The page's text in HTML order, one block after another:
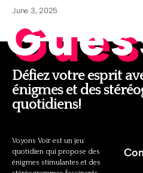
June 3, 2025
Défiez votre esprit
énigmes et des
quotidiens!
Voyons Voir est un jeu
quotidien qui propose des
énigmes stimulantes et des